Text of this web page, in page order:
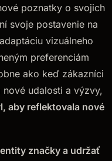
poznatky o svojich
svoje postavenie na
vizuálneho
preferenciám
ako keď zákazníci
udalosti a výzvy,
aby reflektovala nové
značky a udržať